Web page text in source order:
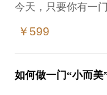
一篇好文案，背后
销能力，对文字
今天，只要你有一
普通人知识变现，
还是中小企业品效
￥599
如何做一门“小而美